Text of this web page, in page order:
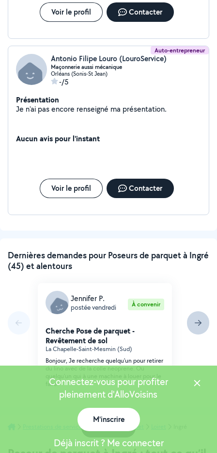
Voir le profil Contacter
Auto-entrepreneur
Antonio Filipe Louro (LouroService)
Maçonnerie aussi mécanique
Orléans (Sonis-St Jean)
-/5
Présentation
Je n'ai pas encore renseigné ma présentation.
Aucun avis pour l'instant
Voir le profil Contacter
Dernières demandes pour Poseurs de parquet à Ingré
(45) et alentours
Jennifer P.
postée vendredi À convenir
Cherche Pose de parquet -
Revêtement de sol
La Chapelle-Saint-Mesmin (Sud)
Bonjour, Je recherche quelqu'un pour retirer
du lino avec de la colle neoprene. Ou
quelqu'un qui à une machine à louer pour le
faire.
Prestations de services Poseurs de parquet
Connectez-vous pour profiter
pleinement d'AlloVoisins
M'inscrire
Déjà inscrit ? Me connecter